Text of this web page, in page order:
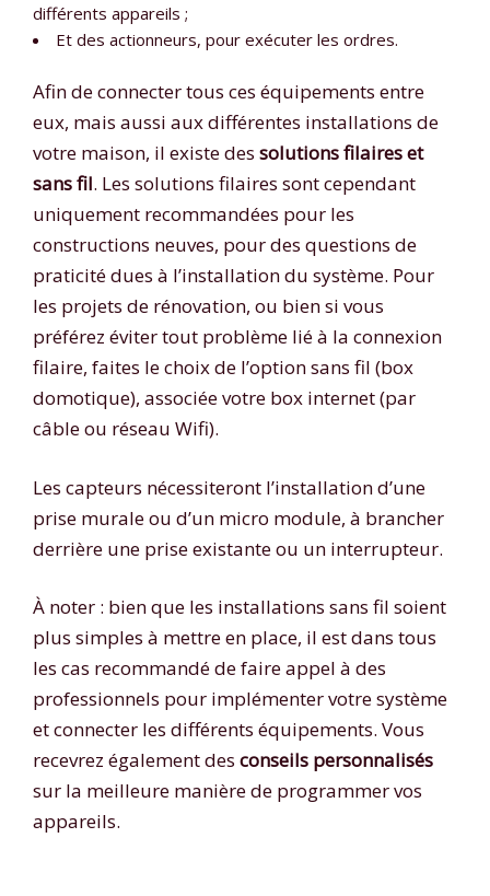
différents appareils ;
Et des actionneurs, pour exécuter les ordres.
Afin de connecter tous ces équipements entre
eux, mais aussi aux différentes installations de
votre maison, il existe des solutions filaires et
sans fil. Les solutions filaires sont cependant
uniquement recommandées pour les
constructions neuves, pour des questions de
praticité dues à l’installation du système. Pour
les projets de rénovation, ou bien si vous
préférez éviter tout problème lié à la connexion
filaire, faites le choix de l’option sans fil (box
domotique), associée votre box internet (par
câble ou réseau Wifi).
Les capteurs nécessiteront l’installation d’une
prise murale ou d’un micro module, à brancher
derrière une prise existante ou un interrupteur.
À noter : bien que les installations sans fil soient
plus simples à mettre en place, il est dans tous
les cas recommandé de faire appel à des
professionnels pour implémenter votre système
et connecter les différents équipements. Vous
recevrez également des conseils personnalisés
sur la meilleure manière de programmer vos
appareils.